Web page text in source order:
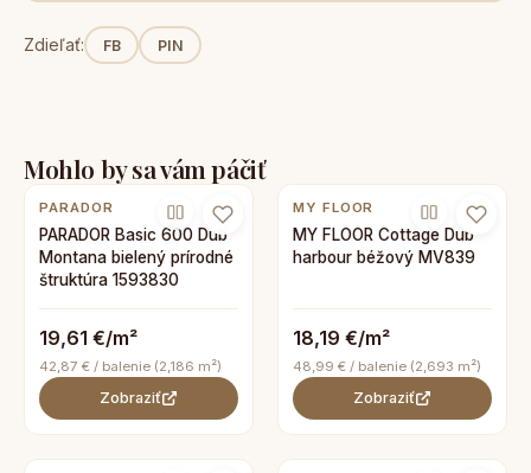
Zdieľať: FB PIN
Mohlo by sa vám páčiť
PARADOR
PARADOR Basic 600 Dub
Montana bielený prírodné
štruktúra 1593830
19,61 €/m²
42,87 € / balenie (2,186 m²)
Zobraziť
MY FLOOR
MY FLOOR Cottage Dub
harbour béžový MV839
18,19 €/m²
48,99 € / balenie (2,693 m²)
Zobraziť